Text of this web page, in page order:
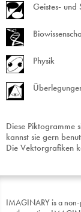
Geistes- und
Physik
Diese Piktogramme
kannst sie gern
Die Vektorgrafiken
IMAGINARY is a